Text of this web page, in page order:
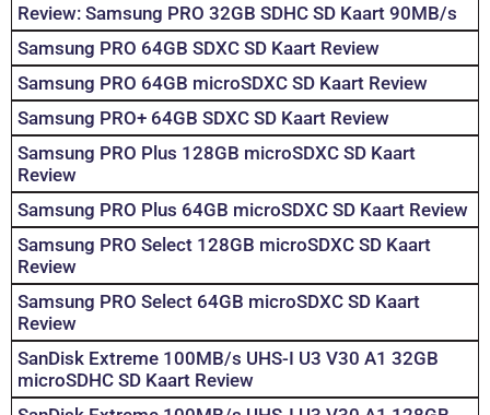
Review: Samsung PRO 32GB SDHC SD Kaart 90MB/s
Samsung PRO 64GB SDXC SD Kaart Review
Samsung PRO 64GB microSDXC SD Kaart Review
Samsung PRO+ 64GB SDXC SD Kaart Review
Samsung PRO Plus 128GB microSDXC SD Kaart
Review
Samsung PRO Plus 64GB microSDXC SD Kaart Review
Samsung PRO Select 128GB microSDXC SD Kaart
Review
Samsung PRO Select 64GB microSDXC SD Kaart
Review
SanDisk Extreme 100MB/s UHS-I U3 V30 A1 32GB
microSDHC SD Kaart Review